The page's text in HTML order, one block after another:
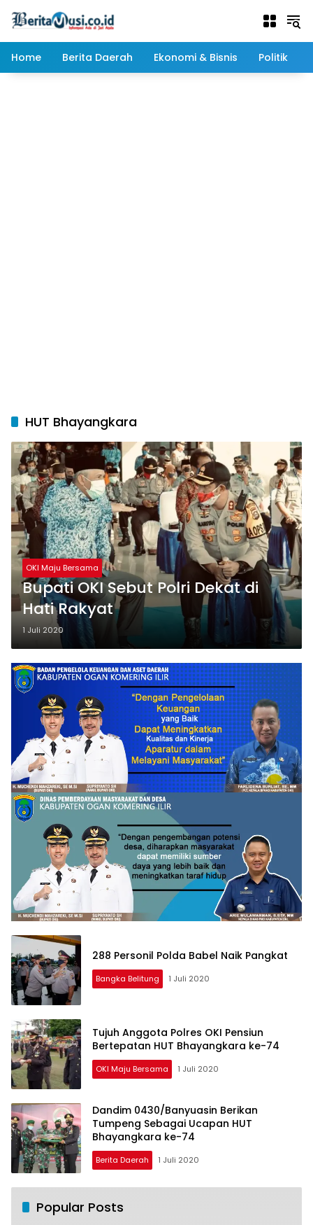
Home
Berita Daerah Ekonomi & Bisnis Politik
HUT Bhayangkara
OKI Maju Bersama
Bupati OKI Sebut Polri Dekat di
Hati Rakyat
1 Juli 2020
288 Personil Polda Babel Naik Pangkat
Bangka Belitung 1 Juli 2020
Tujuh Anggota Polres OKI Pensiun
Bertepatan HUT Bhayangkara ke-74
OKI Maju Bersama 1 Juli 2020
Dandim 0430/Banyuasin Berikan
Tumpeng Sebagai Ucapan HUT
Bhayangkara ke-74
Berita Daerah 1 Juli 2020
Popular Posts